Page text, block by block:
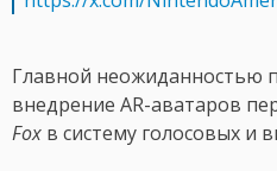
Главной неожиданностью
внедрение AR-аватаров
Fox в систему голосовых и